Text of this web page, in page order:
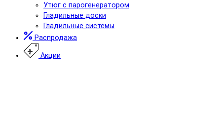
Утюг с парогенератором
Гладильные доски
Гладильные системы
Распродажа
Акции